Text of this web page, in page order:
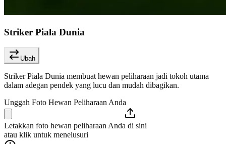
Striker Piala Dunia
Ubah
Striker Piala Dunia membuat hewan peliharaan jadi tokoh utama
dalam adegan pendek yang lucu dan mudah dibagikan.
Unggah Foto Hewan Peliharaan Anda
Letakkan foto hewan peliharaan Anda di sini
atau klik untuk menelusuri